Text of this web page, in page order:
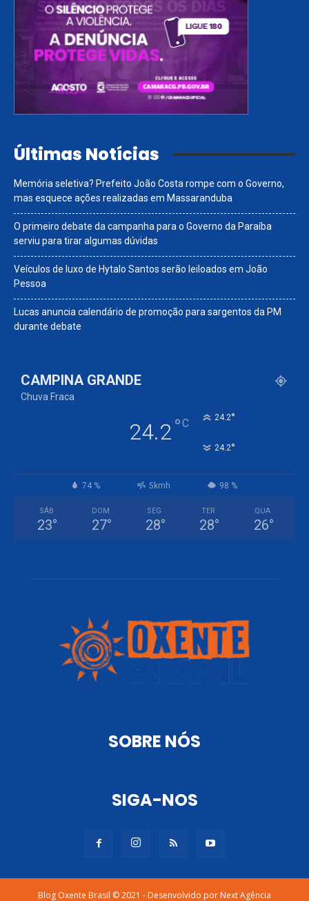
Últimas Notícias
Memória seletiva? Prefeito João Costa rompe com o Governo,
mas esquece ações realizadas em Massaranduba
O primeiro debate da campanha para o Governo da Paraíba
serviu para tirar algumas dúvidas
Veículos de luxo de Hytalo Santos serão leiloados em João
Pessoa
Lucas anuncia calendário de promoção para sargentos da PM
durante debate
CAMPINA GRANDE
Chuva Fraca
24.2°C 24.2°
24.2°
74 % 5kmh 98 %
SÁB
23°
DOM
27°
SEG
28°
TER
28°
QUA
26°
SOBRE NÓS
SIGA-NOS
Blog Oxente Brasil © 2021 - Desenvolvido por Next Agência